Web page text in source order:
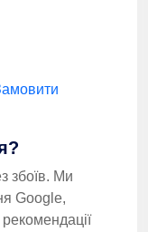
збоїв. Ми
Google,